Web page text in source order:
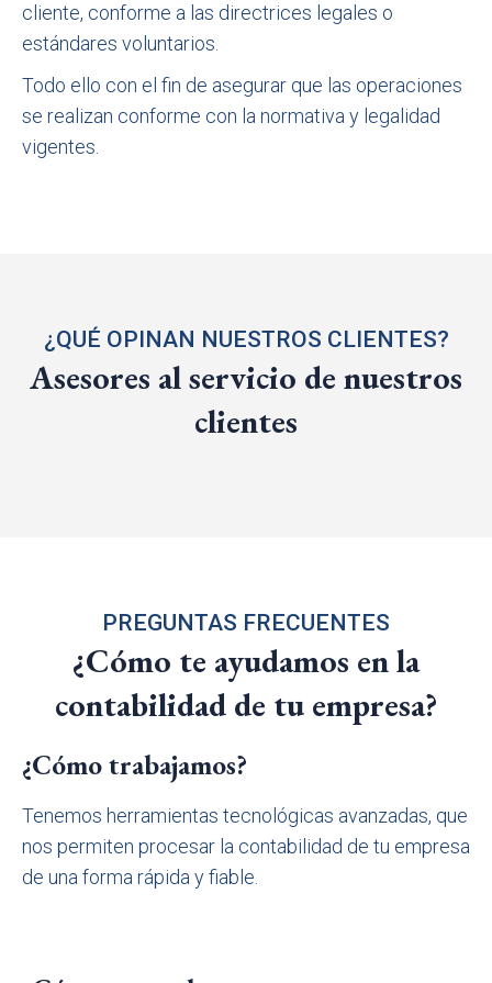
cliente, conforme a las directrices legales o
estándares voluntarios.
Todo ello con el fin de asegurar que las operaciones
se realizan conforme con la normativa y legalidad
vigentes.
¿QUÉ OPINAN NUESTROS CLIENTES?
Asesores al servicio de nuestros
clientes
PREGUNTAS FRECUENTES
¿Cómo te ayudamos en la
contabilidad de tu empresa?
¿Cómo trabajamos?
Tenemos herramientas tecnológicas avanzadas, que
nos permiten procesar la contabilidad de tu empresa
de una forma rápida y fiable.